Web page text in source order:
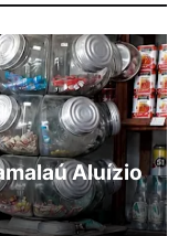
Aluízio